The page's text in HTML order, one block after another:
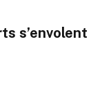
s’envolent